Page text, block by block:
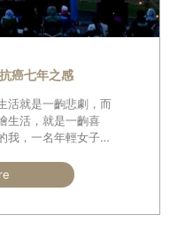
癌七年之感
活就是一齣悲劇，而
生活，就是一齣喜
我，一名年輕女子虛
她簽署「放棄急救同
度悲傷而一夜白髮